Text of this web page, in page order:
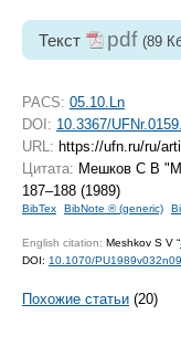
Текст pdf (89
PACS: 05.10.Ln
DOI: 10.3367/
URL: https://ufn.ru/ru/
Цитата: Мешков С В
187–188 (1989)
BibTex BibNote ® (generic)
English citation: Meshkov S V “
DOI: 10.1070/
Похожие статьи (20)